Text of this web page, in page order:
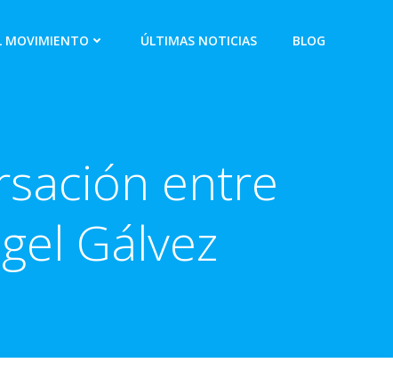
MOVIMIENTO ÚLTIMAS NOTICIAS BLOG
entre
Gálvez